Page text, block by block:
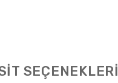
SEÇENEKLERİ